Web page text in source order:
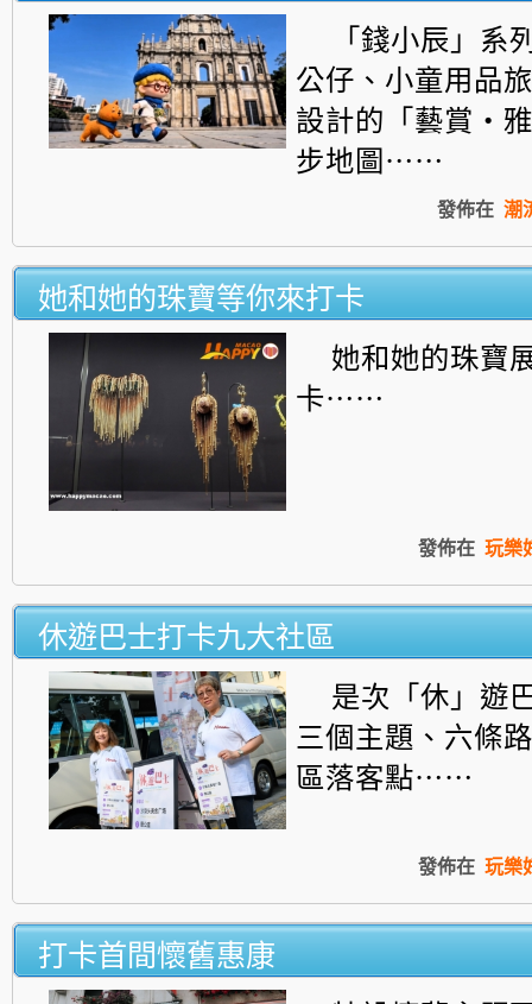
「錢小辰」系
公仔、小童用品
設計的「 藝賞‧
步地圖⋯⋯
發佈在 潮
她和她的珠寶等你來打卡
她和她的珠寶
卡⋯⋯
發佈在 玩樂
休遊巴士打卡九大社區
是次「休」遊
三個主題、六條
區落客點⋯⋯
發佈在 玩樂
打卡首間懷舊惠康